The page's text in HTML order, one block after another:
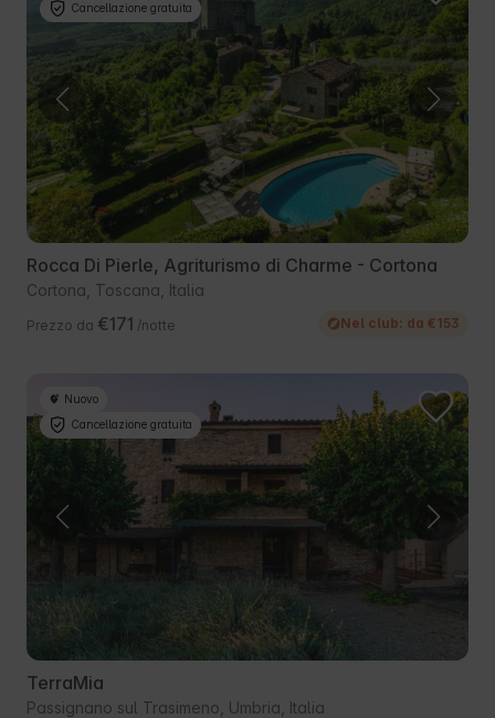
Cancellazione gratuita
Rocca Di Pierle, Agriturismo di Charme - Cortona
Cortona, Toscana, Italia
Prezzo da €171 /notte Nel club: da €153
Nuovo
Cancellazione gratuita
TerraMia
Passignano sul Trasimeno, Umbria, Italia